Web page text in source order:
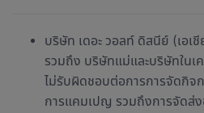
บริษัท เดอะ วอลท์ ดิสนีย์ (เอเ
รวมถึง บริษัทแม่และบริษัทในเ
ไม่รับผิดชอบต่อการการจัดกิจ
การแคมเปญ รวมถึงการจัดส่